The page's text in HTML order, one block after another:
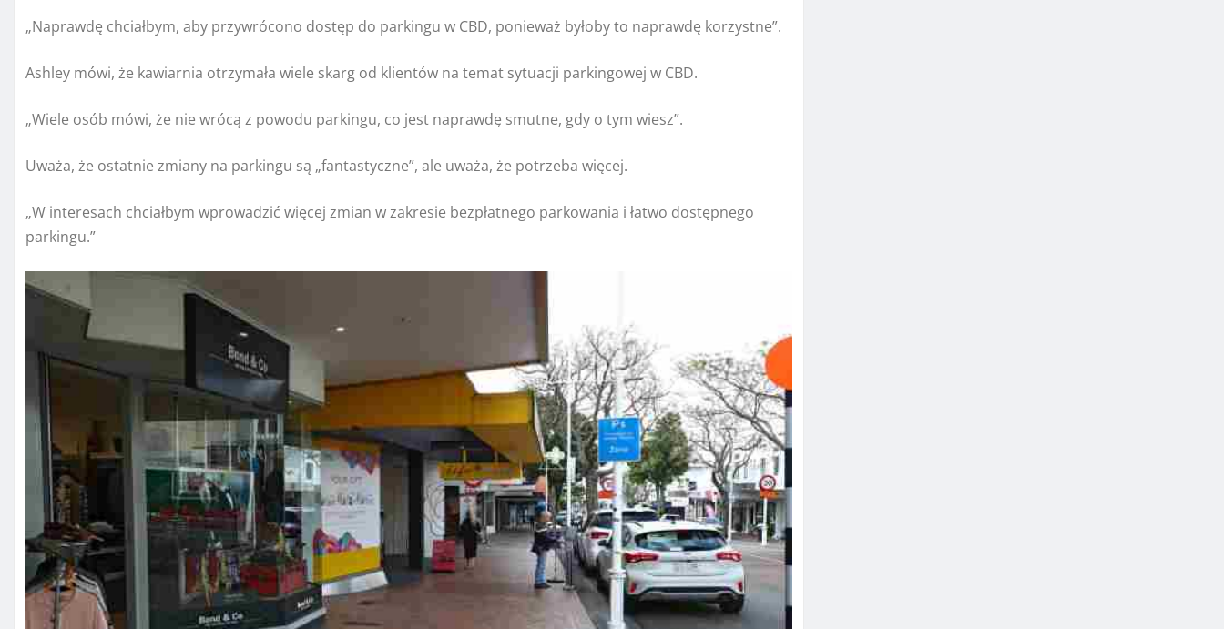
„Naprawdę chciałbym, aby przywrócono dostęp do parkingu w CBD, ponieważ byłoby to naprawdę korzystne”.
Ashley mówi, że kawiarnia otrzymała wiele skarg od klientów na temat sytuacji parkingowej w CBD.
„Wiele osób mówi, że nie wrócą z powodu parkingu, co jest naprawdę smutne, gdy o tym wiesz”.
Uważa, że ​​ostatnie zmiany na parkingu są „fantastyczne”, ale uważa, że ​​potrzeba więcej.
„W interesach chciałbym wprowadzić więcej zmian w zakresie bezpłatnego parkowania i łatwo dostępnego
parkingu.”